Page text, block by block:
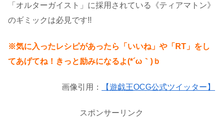
「オルターガイスト」に採用されている《ティアマトン》
のギミックは必見です!!
※気に入ったレシピがあったら「いいね」や「RT」をし
てあげてね！きっと励みになるよ(*´ω｀)ｂ
画像引用： 【遊戯王OCG公式ツイッター】
スポンサーリンク